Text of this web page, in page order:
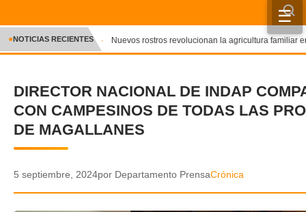
☰
INICIO
CRÓNICA
DEPORTES
ENTRETENIMIENTO Y CULTURA
✕
●NOTICIAS RECIENTES Nuevos rostros revolucionan la agricultura familiar
DIRECTOR NACIONAL DE INDAP
CON CAMPESINOS DE TODAS LAS
DE MAGALLANES
5 septiembre, 2024por Departamento PrensaCrónica